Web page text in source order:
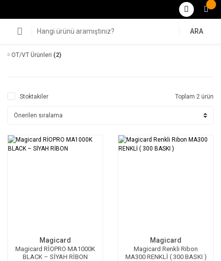
ARA
OT/VT Ürünleri (2)
Stoktakiler Toplam 2 ürün
Magicard
Magicard RİOPRO MA1000K
BLACK – SİYAH RİBON
Magicard
Magicard Renkli Ribon
MA300 RENKLİ ( 300 BASKI )